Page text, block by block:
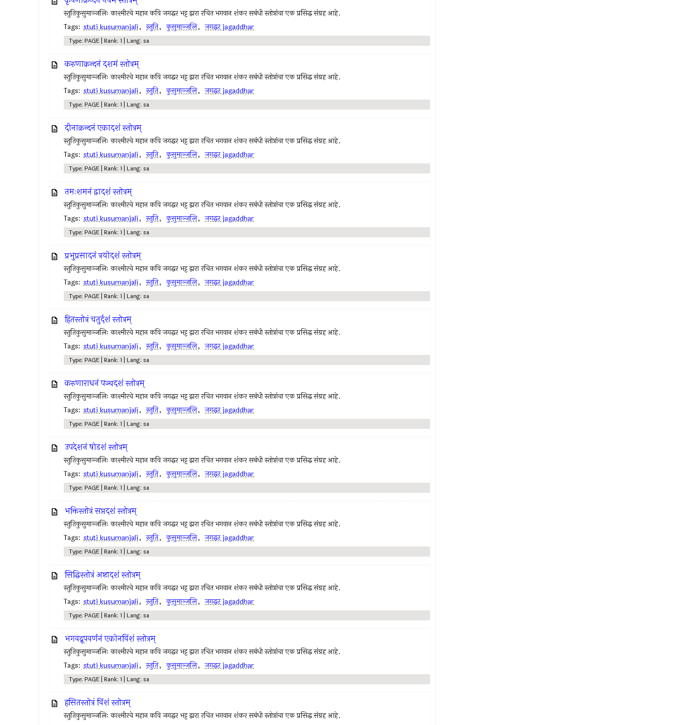
स्तुतिकुसुमाञ्जलिः काश्मीरचे महान कवि जगद्धर भट्ट द्वारा रचित भगवान शंकर सबंधी स्तोत्रांचा एक प्रसिद्ध संग्रह आहे.
Tags: stuti kusumanjali, स्तुति, कुसुमाञ्जलि, जगद्धर jagaddhar
Type: PAGE | Rank: 1 | Lang: sa
करुणाक्रन्दनं दशमं स्तोत्रम्
स्तुतिकुसुमाञ्जलिः काश्मीरचे महान कवि जगद्धर भट्ट द्वारा रचित भगवान शंकर सबंधी स्तोत्रांचा एक प्रसिद्ध संग्रह आहे.
Tags: stuti kusumanjali, स्तुति, कुसुमाञ्जलि, जगद्धर jagaddhar
Type: PAGE | Rank: 1 | Lang: sa
दीनाक्रन्दनं एकादशं स्तोत्रम्
स्तुतिकुसुमाञ्जलिः काश्मीरचे महान कवि जगद्धर भट्ट द्वारा रचित भगवान शंकर सबंधी स्तोत्रांचा एक प्रसिद्ध संग्रह आहे.
Tags: stuti kusumanjali, स्तुति, कुसुमाञ्जलि, जगद्धर jagaddhar
Type: PAGE | Rank: 1 | Lang: sa
तमःशमनं द्वादशं स्तोत्रम्
स्तुतिकुसुमाञ्जलिः काश्मीरचे महान कवि जगद्धर भट्ट द्वारा रचित भगवान शंकर सबंधी स्तोत्रांचा एक प्रसिद्ध संग्रह आहे.
Tags: stuti kusumanjali, स्तुति, कुसुमाञ्जलि, जगद्धर jagaddhar
Type: PAGE | Rank: 1 | Lang: sa
प्रभुप्रसादनं त्रयोदशं स्तोत्रम्
स्तुतिकुसुमाञ्जलिः काश्मीरचे महान कवि जगद्धर भट्ट द्वारा रचित भगवान शंकर सबंधी स्तोत्रांचा एक प्रसिद्ध संग्रह आहे.
Tags: stuti kusumanjali, स्तुति, कुसुमाञ्जलि, जगद्धर jagaddhar
Type: PAGE | Rank: 1 | Lang: sa
हितस्तोत्रं चतुर्दशं स्तोत्रम्
स्तुतिकुसुमाञ्जलिः काश्मीरचे महान कवि जगद्धर भट्ट द्वारा रचित भगवान शंकर सबंधी स्तोत्रांचा एक प्रसिद्ध संग्रह आहे.
Tags: stuti kusumanjali, स्तुति, कुसुमाञ्जलि, जगद्धर jagaddhar
Type: PAGE | Rank: 1 | Lang: sa
करुणाराधनं पञ्चदशं स्तोत्रम्
स्तुतिकुसुमाञ्जलिः काश्मीरचे महान कवि जगद्धर भट्ट द्वारा रचित भगवान शंकर सबंधी स्तोत्रांचा एक प्रसिद्ध संग्रह आहे.
Tags: stuti kusumanjali, स्तुति, कुसुमाञ्जलि, जगद्धर jagaddhar
Type: PAGE | Rank: 1 | Lang: sa
उपदेशनं षोडशं स्तोत्रम्
स्तुतिकुसुमाञ्जलिः काश्मीरचे महान कवि जगद्धर भट्ट द्वारा रचित भगवान शंकर सबंधी स्तोत्रांचा एक प्रसिद्ध संग्रह आहे.
Tags: stuti kusumanjali, स्तुति, कुसुमाञ्जलि, जगद्धर jagaddhar
Type: PAGE | Rank: 1 | Lang: sa
भक्तिस्तोत्रं सप्तदशं स्तोत्रम्
स्तुतिकुसुमाञ्जलिः काश्मीरचे महान कवि जगद्धर भट्ट द्वारा रचित भगवान शंकर सबंधी स्तोत्रांचा एक प्रसिद्ध संग्रह आहे.
Tags: stuti kusumanjali, स्तुति, कुसुमाञ्जलि, जगद्धर jagaddhar
Type: PAGE | Rank: 1 | Lang: sa
सिद्धिस्तोत्रं अष्टादशं स्तोत्रम्
स्तुतिकुसुमाञ्जलिः काश्मीरचे महान कवि जगद्धर भट्ट द्वारा रचित भगवान शंकर सबंधी स्तोत्रांचा एक प्रसिद्ध संग्रह आहे.
Tags: stuti kusumanjali, स्तुति, कुसुमाञ्जलि, जगद्धर jagaddhar
Type: PAGE | Rank: 1 | Lang: sa
भगवद्रूपवर्णनं एकोनविंशं स्तोत्रम्
स्तुतिकुसुमाञ्जलिः काश्मीरचे महान कवि जगद्धर भट्ट द्वारा रचित भगवान शंकर सबंधी स्तोत्रांचा एक प्रसिद्ध संग्रह आहे.
Tags: stuti kusumanjali, स्तुति, कुसुमाञ्जलि, जगद्धर jagaddhar
Type: PAGE | Rank: 1 | Lang: sa
हसितस्तोत्रं विंशं स्तोत्रम्
स्तुतिकुसुमाञ्जलिः काश्मीरचे महान कवि जगद्धर भट्ट द्वारा रचित भगवान शंकर सबंधी स्तोत्रांचा एक प्रसिद्ध संग्रह आहे.